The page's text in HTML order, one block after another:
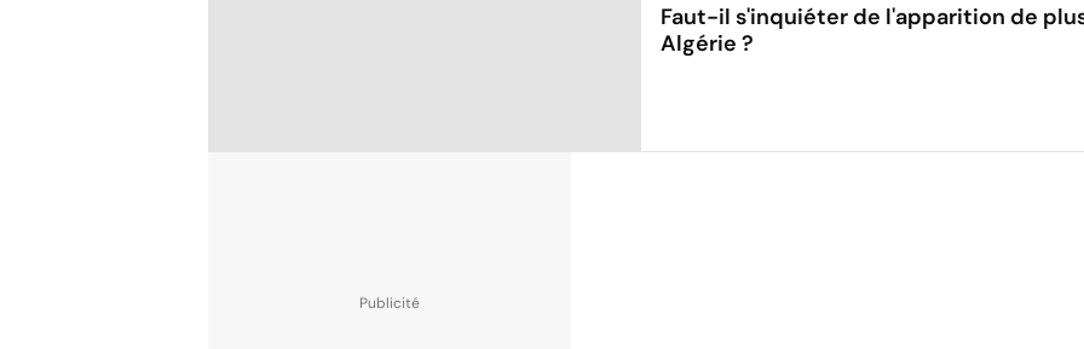
Faut-il s'inquiéter de l'apparition de
Algérie ?